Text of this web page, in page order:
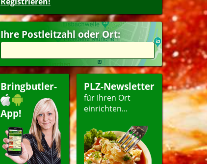
Ihre Postleitzahl oder Ort:
Bringbutler-
App!
PLZ-Newsletter
für Ihren Ort
einrichten...